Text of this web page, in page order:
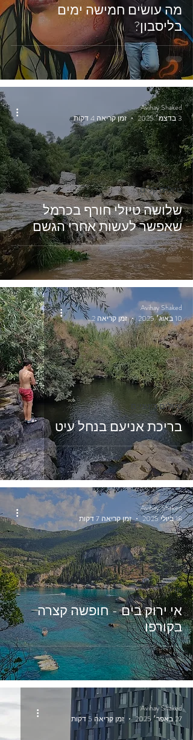
מה עושים חמישה ימים
בליסבון?
שלושה טיולי חורף בכרמל
שאפשר לעשות אחרי הגשם
טיולים קלים
Avihay Shaked
3 בדצמ׳ 2025
זמן קריאה 4 דקות
בריכת אניעם בנחל עיט
טיולים בינוניים
Avihay Shaked
10 באוג׳ 2025
זמן קריאה 2 דקות
אי ירוק בים - חופשה קצרה
בקורפו
חו"ל
Avihay Shaked
18 ביולי 2025
זמן קריאה 7 דקות
Avihay Shaked
27 באפר׳ 2025
זמן קריאה 5 דקות